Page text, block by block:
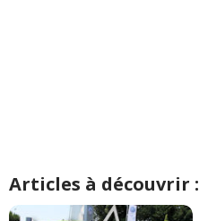
Articles à découvrir :